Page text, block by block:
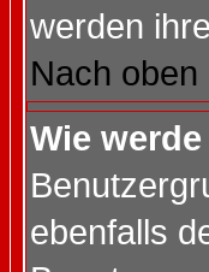
werden
Nach oben
Wie
ebenfalls